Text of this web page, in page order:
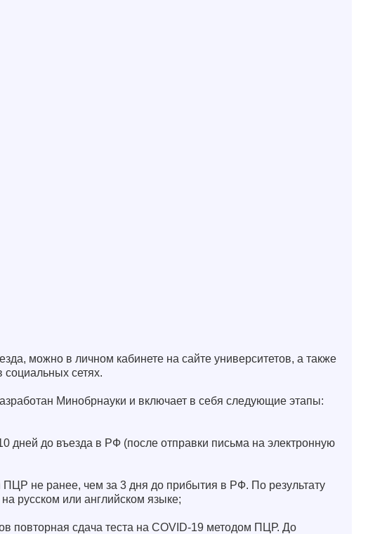
можно в личном кабинете на сайте университетов, а также
социальных сетях.
Минобрнауки и включает в себя следующие этапы:
дней до въезда в РФ (после отправки письма на электронную
не ранее, чем за 3 дня до прибытия в РФ. По результату
русском или английском языке;
повторная сдача теста на COVID-19 методом ПЦР. До